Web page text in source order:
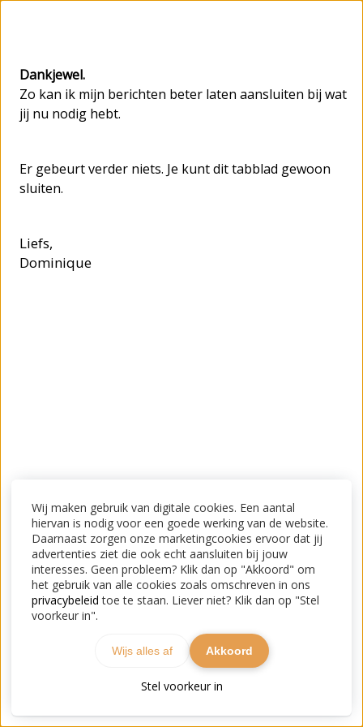
Dankjewel.
Zo kan ik mijn berichten beter laten aansluiten bij wat
jij nu nodig hebt.
Er gebeurt verder niets. Je kunt dit tabblad gewoon
sluiten.
Liefs,
Dominique
Wij maken gebruik van digitale cookies. Een aantal
hiervan is nodig voor een goede werking van de website.
Daarnaast zorgen onze marketingcookies ervoor dat jij
advertenties ziet die ook echt aansluiten bij jouw
interesses. Geen probleem? Klik dan op "Akkoord" om
het gebruik van alle cookies zoals omschreven in ons
privacybeleid toe te staan. Liever niet? Klik dan op "Stel
voorkeur in".
Stel voorkeur in
Wijs alles af Akkoord